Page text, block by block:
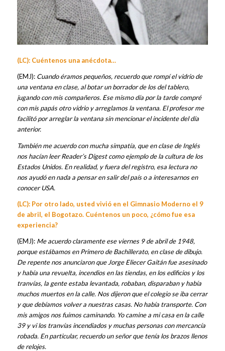
(LC): Cuéntenos una anécdota…
(EMJ): Cuando éramos pequeños, recuerdo que rompí el vidrio de
una ventana en clase, al botar un borrador de los del tablero,
jugando con mis compañeros. Ese mismo día por la tarde compré
con mis papás otro vidrio y arreglamos la ventana. El profesor me
facilitó por arreglar la ventana sin mencionar el incidente del día
anterior.
También me acuerdo con mucha simpatía, que en clase de Inglés
nos hacían leer Reader’s Digest como ejemplo de la cultura de los
Estados Unidos. En realidad, y fuera del registro, esa lectura no
nos ayudó en nada a pensar en salir del país o a interesarnos en
conocer USA.
(LC): Por otro lado, usted vivió en el Gimnasio Moderno el 9
de abril, el Bogotazo. Cuéntenos un poco, ¿cómo fue esa
experiencia?
(EMJ): Me acuerdo claramente ese viernes 9 de abril de 1948,
porque estábamos en Primero de Bachillerato, en clase de dibujo.
De repente nos anunciaron que Jorge Eliecer Gaitán fue asesinado
y había una revuelta, incendios en las tiendas, en los edificios y los
tranvías, la gente estaba levantada, robaban, disparaban y había
muchos muertos en la calle. Nos dijeron que el colegio se iba cerrar
y que debíamos volver a nuestras casas. No había transporte. Con
mis amigos nos fuimos caminando. Yo camine a mi casa en la calle
39 y vi los tranvías incendiados y muchas personas con mercancía
robada. En particular, recuerdo un señor que tenía los brazos llenos
de relojes.